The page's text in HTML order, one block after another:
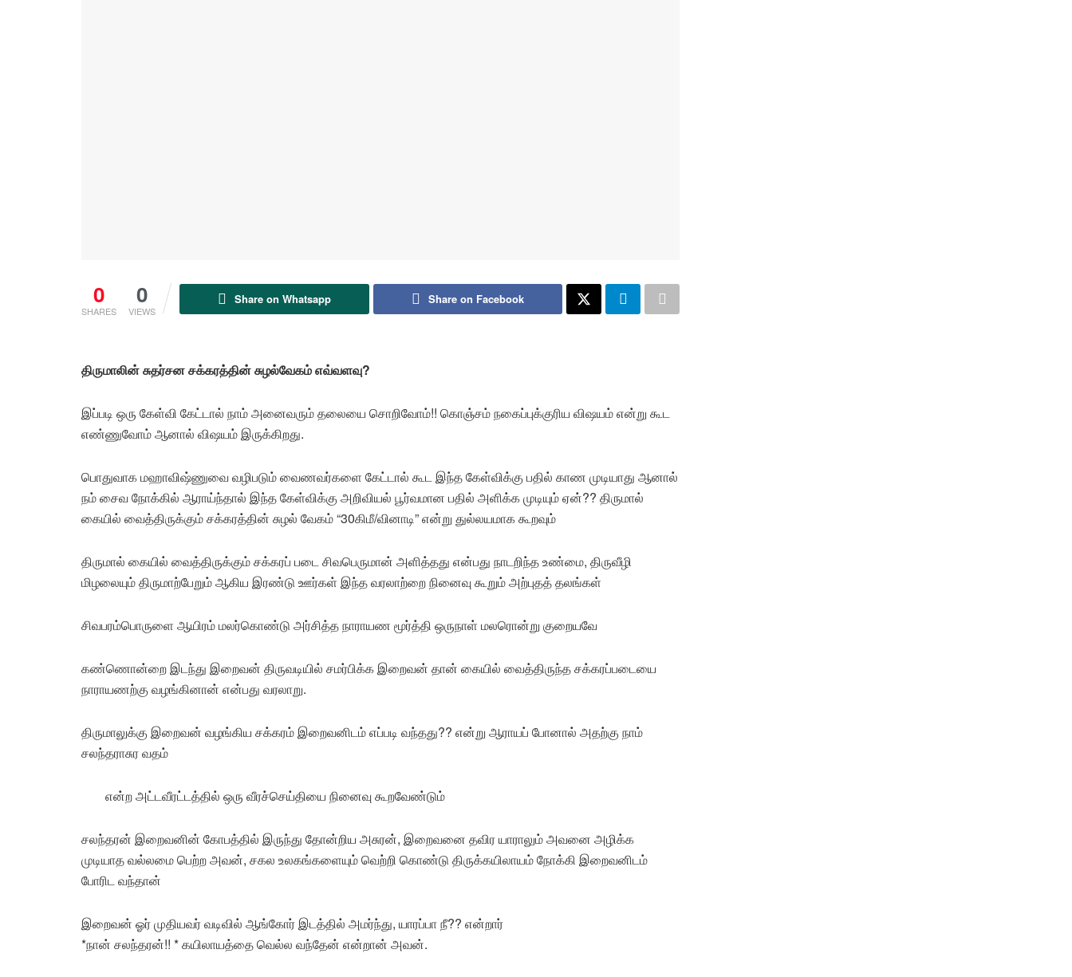
0
SHARES
0
VIEWS
Share on Whatsapp Share on Facebook
திருமாலின் சுதர்சன சக்கரத்தின் சுழல்வேகம் எவ்வளவு?
இப்படி ஒரு கேள்வி கேட்டால் நாம் அனைவரும் தலையை சொறிவோம்!! கொஞ்சம் நகைப்புக்குரிய விஷயம் என்று கூட
எண்ணுவோம் ஆனால் விஷயம் இருக்கிறது.
பொதுவாக மஹாவிஷ்ணுவை வழிபடும் வைணவர்களை கேட்டால் கூட இந்த கேள்விக்கு பதில் காண முடியாது ஆனால்
நம் சைவ நோக்கில் ஆராய்ந்தால் இந்த கேள்விக்கு அறிவியல் பூர்வமான பதில் அளிக்க முடியும் ஏன்?? திருமால்
கையில் வைத்திருக்கும் சக்கரத்தின் சுழல் வேகம் “30கிமீ/வினாடி” என்று துல்லயமாக கூறவும்
திருமால் கையில் வைத்திருக்கும் சக்கரப் படை சிவபெருமான் அளித்தது என்பது நாடறிந்த உண்மை, திருவீழி
மிழலையும் திருமாற்பேறும் ஆகிய இரண்டு ஊர்கள் இந்த வரலாற்றை நினைவு கூறும் அற்புதத் தலங்கள்
சிவபரம்பொருளை ஆயிரம் மலர்கொண்டு அர்சித்த நாராயண மூர்த்தி ஒருநாள் மலரொன்று குறையவே
கண்ணொன்றை இடந்து இறைவன் திருவடியில் சமர்பிக்க இறைவன் தான் கையில் வைத்திருந்த சக்கரப்படையை
நாராயணற்கு வழங்கினான் என்பது வரலாறு.
திருமாலுக்கு இறைவன் வழங்கிய சக்கரம் இறைவனிடம் எப்படி வந்தது?? என்று ஆராயப் போனால் அதற்கு நாம்
சலந்தராசுர வதம்
என்ற அட்டவீரட்டத்தில் ஒரு வீரச்செய்தியை நினைவு கூறவேண்டும்
சலந்தரன் இறைவனின் கோபத்தில் இருந்து தோன்றிய அசுரன், இறைவனை தவிர யாராலும் அவனை அழிக்க
முடியாத வல்லமை பெற்ற அவன், சகல உலகங்களையும் வெற்றி கொண்டு திருக்கயிலாயம் நோக்கி இறைவனிடம்
போரிட வந்தான்
இறைவன் ஓர் முதியவர் வடிவில் ஆங்கோர் இடத்தில் அமர்ந்து, யாரப்பா நீ?? என்றார்
*நான் சலந்தரன்!! * கயிலாயத்தை வெல்ல வந்தேன் என்றான் அவன்.